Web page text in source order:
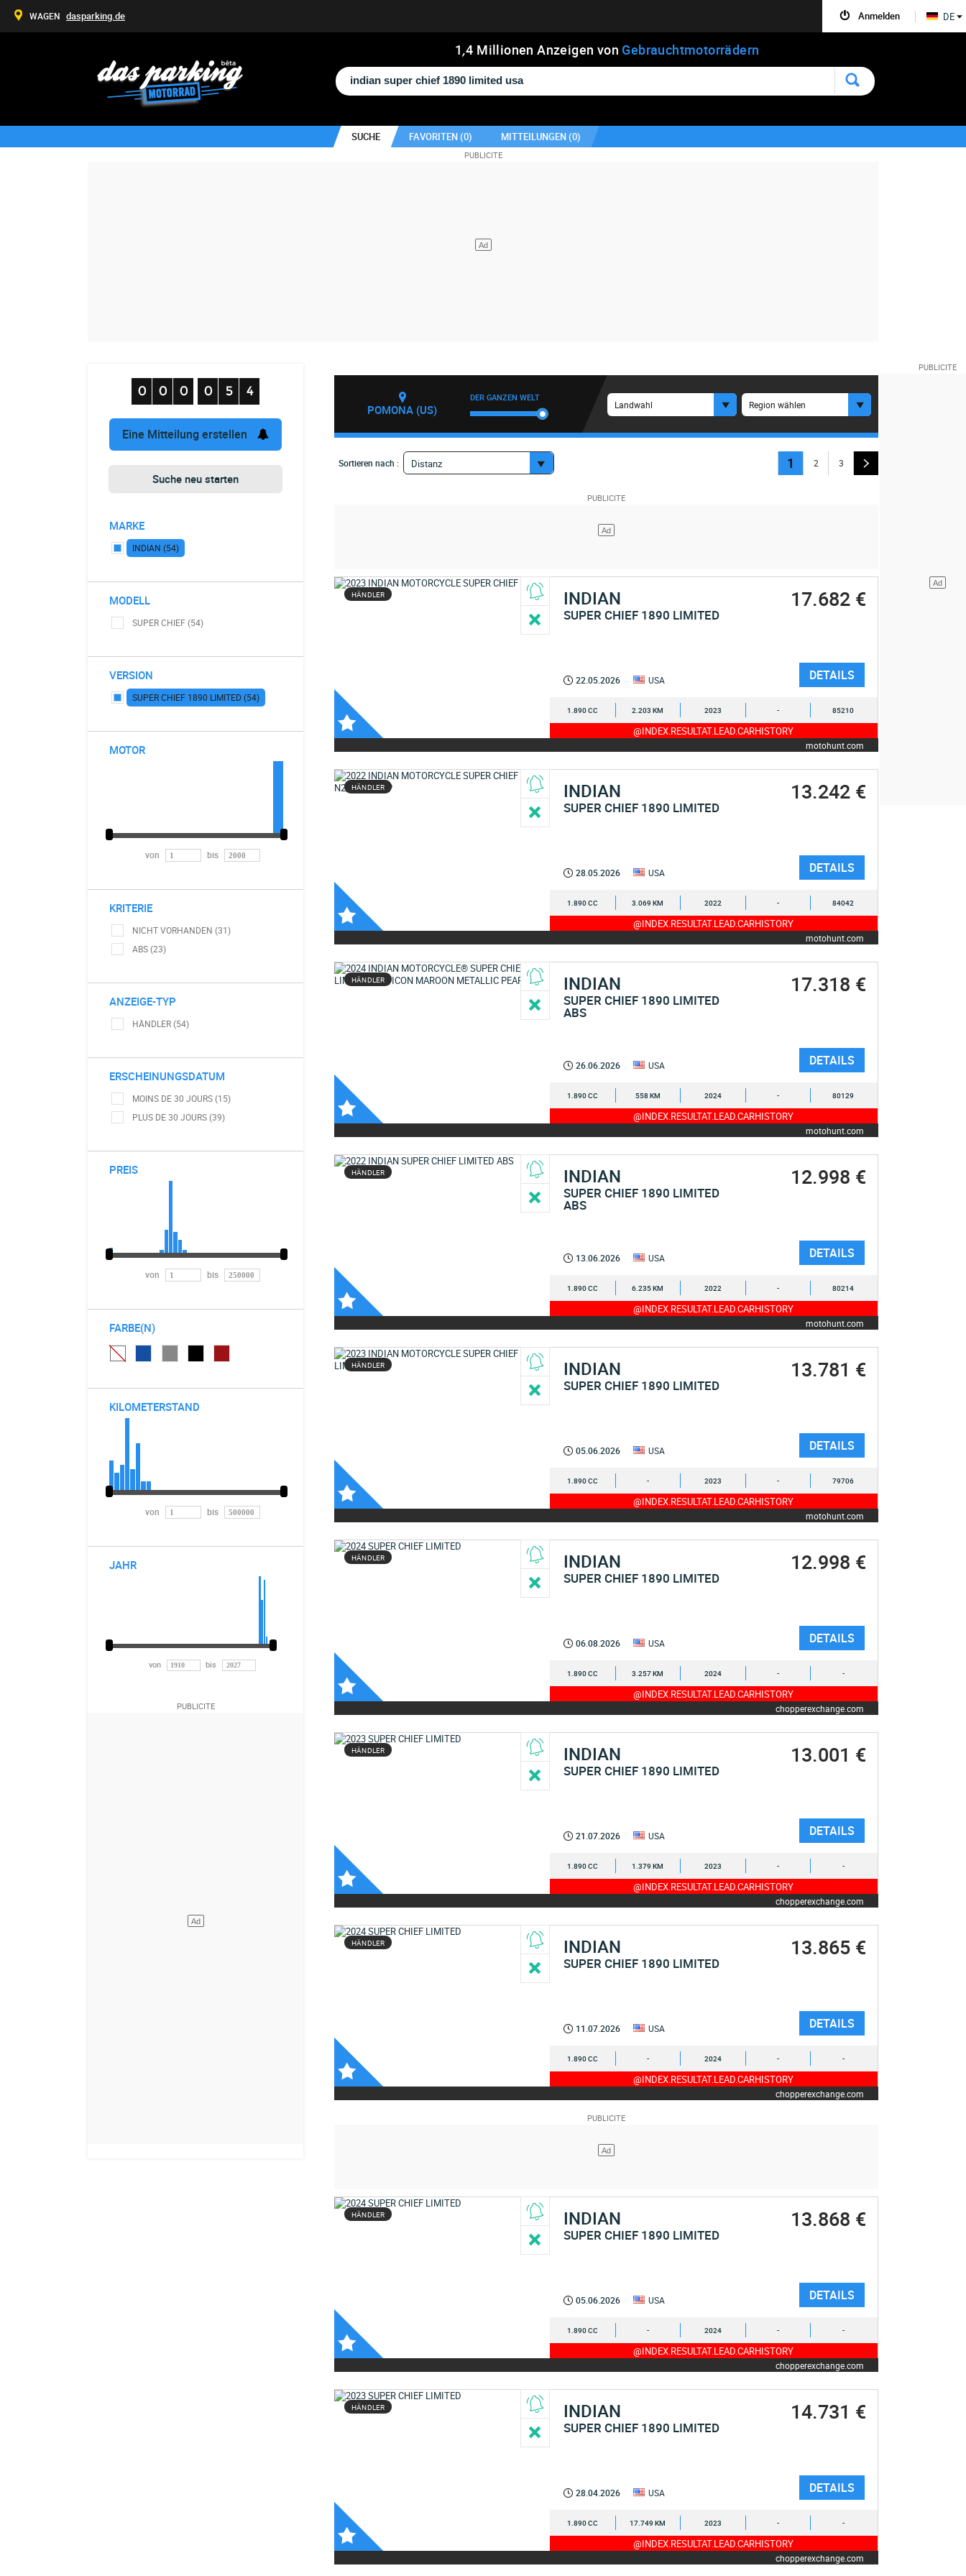
1,4 Millionen Anzeigen von Gebrauchtmotorrädern
SUCHE FAVORITEN (0) MITTEILUNGEN (0)
Eine Mitteilung erstellen
Suche neu starten
MARKE
INDIAN (54)
MODELL
SUPER CHIEF (54)
VERSION
SUPER CHIEF 1890 LIMITED (54)
MOTOR
von bis
KRITERIE
NICHT VORHANDEN (31)
ABS (23)
ANZEIGE-TYP
HÄNDLER (54)
ERSCHEINUNGSDATUM
MOINS DE 30 JOURS (15)
PLUS DE 30 JOURS (39)
PREIS
von bis
FARBE(N)
KILOMETERSTAND
von bis
JAHR
POMONA (US)
DER GANZEN WELT
Landwahl Region wählen
Sortieren nach : Distanz 1 2 3
HÄNDLER INDIAN
SUPER CHIEF 1890 LIMITED
17.682 €
22.05.2026 USA DETAILS
1.890 CC 2.203 KM 2023 - 85210
@INDEX.RESULTAT.LEAD.CARHISTORY
motohunt.com
HÄNDLER INDIAN
SUPER CHIEF 1890 LIMITED
13.242 €
28.05.2026 USA DETAILS
1.890 CC 3.069 KM 2022 - 84042
@INDEX.RESULTAT.LEAD.CARHISTORY
motohunt.com
HÄNDLER INDIAN
SUPER CHIEF 1890 LIMITED
ABS
17.318 €
26.06.2026 USA DETAILS
1.890 CC 558 KM 2024 - 80129
@INDEX.RESULTAT.LEAD.CARHISTORY
motohunt.com
HÄNDLER INDIAN
SUPER CHIEF 1890 LIMITED
ABS
12.998 €
13.06.2026 USA DETAILS
1.890 CC 6.235 KM 2022 - 80214
@INDEX.RESULTAT.LEAD.CARHISTORY
motohunt.com
HÄNDLER INDIAN
SUPER CHIEF 1890 LIMITED
13.781 €
05.06.2026 USA DETAILS
1.890 CC - 2023 - 79706
@INDEX.RESULTAT.LEAD.CARHISTORY
motohunt.com
HÄNDLER INDIAN
SUPER CHIEF 1890 LIMITED
12.998 €
06.08.2026 USA DETAILS
1.890 CC 3.257 KM 2024 - -
@INDEX.RESULTAT.LEAD.CARHISTORY
chopperexchange.com
HÄNDLER INDIAN
SUPER CHIEF 1890 LIMITED
13.001 €
21.07.2026 USA DETAILS
1.890 CC 1.379 KM 2023 - -
@INDEX.RESULTAT.LEAD.CARHISTORY
chopperexchange.com
HÄNDLER INDIAN
SUPER CHIEF 1890 LIMITED
13.865 €
11.07.2026 USA DETAILS
1.890 CC - 2024 - -
@INDEX.RESULTAT.LEAD.CARHISTORY
chopperexchange.com
HÄNDLER INDIAN
SUPER CHIEF 1890 LIMITED
13.868 €
05.06.2026 USA DETAILS
1.890 CC - 2024 - -
@INDEX.RESULTAT.LEAD.CARHISTORY
chopperexchange.com
HÄNDLER INDIAN
SUPER CHIEF 1890 LIMITED
14.731 €
28.04.2026 USA DETAILS
1.890 CC 17.749 KM 2023 - -
@INDEX.RESULTAT.LEAD.CARHISTORY
chopperexchange.com
Anmelden
WAGEN dasparking.de DE